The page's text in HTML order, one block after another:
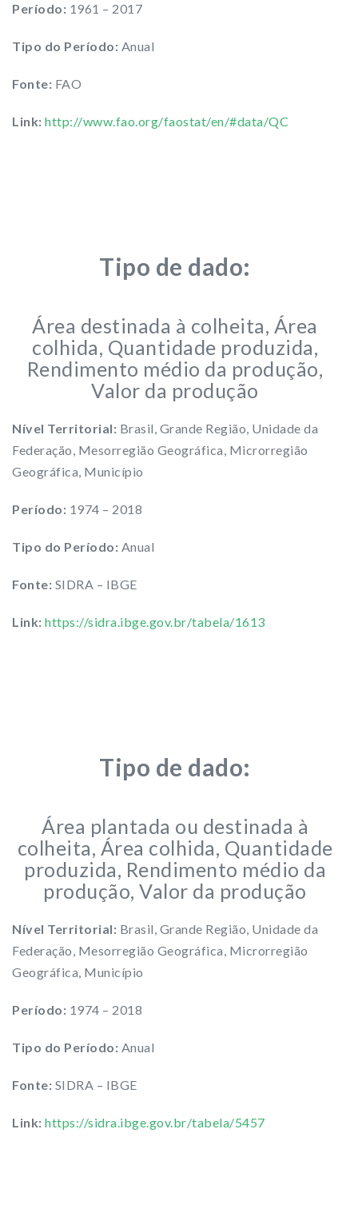
Período: 1961 – 2017
Tipo do Período: Anual
Fonte: FAO
Link: http://www.fao.org/faostat/en/#data/QC
Tipo de dado:
Área destinada à colheita, Área
colhida, Quantidade produzida,
Rendimento médio da produção,
Valor da produção
Nível Territorial: Brasil, Grande Região, Unidade da
Federação, Mesorregião Geográfica, Microrregião
Geográfica, Município
Período: 1974 – 2018
Tipo do Período: Anual
Fonte: SIDRA – IBGE
Link: https://sidra.ibge.gov.br/tabela/1613
Tipo de dado:
Área plantada ou destinada à
colheita, Área colhida, Quantidade
produzida, Rendimento médio da
produção, Valor da produção
Nível Territorial: Brasil, Grande Região, Unidade da
Federação, Mesorregião Geográfica, Microrregião
Geográfica, Município
Período: 1974 – 2018
Tipo do Período: Anual
Fonte: SIDRA – IBGE
Link: https://sidra.ibge.gov.br/tabela/5457